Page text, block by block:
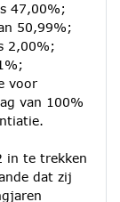
47,00%;
50,99%;
2,00%;
voor
van 100%
in te trekken
dat zij